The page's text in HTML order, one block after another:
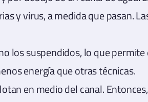
y virus, a medida que pasan.
los suspendidos, lo que
energía que otras técnicas.
en medio del canal.